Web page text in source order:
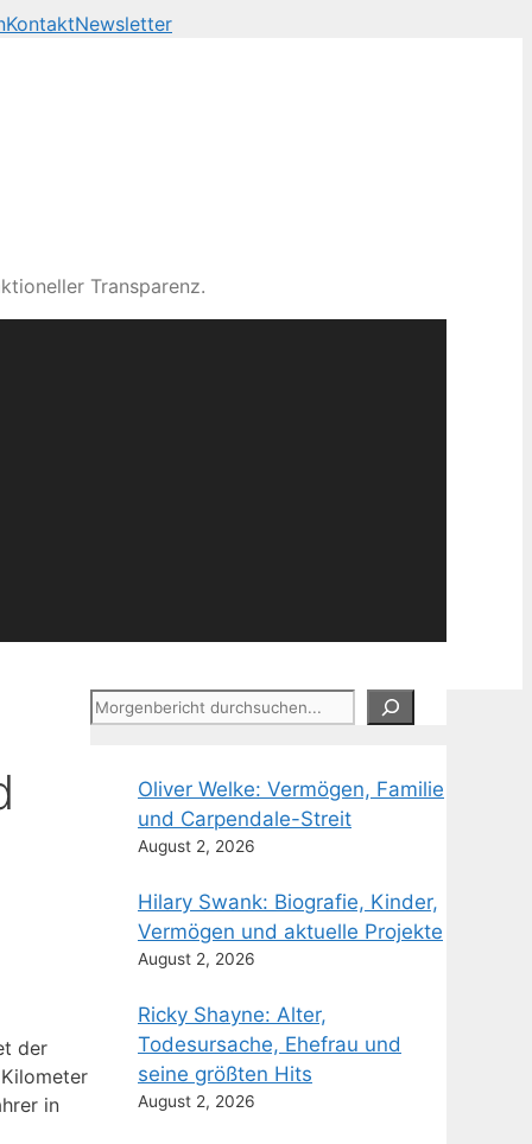
KontaktNewsletter
Transparenz.
der
in
Suchen
Oliver Welke: Vermögen, Familie
und Carpendale-Streit
August 2, 2026
Hilary Swank: Biografie, Kinder,
Vermögen und aktuelle Projekte
August 2, 2026
Ricky Shayne: Alter,
Todesursache, Ehefrau und
seine größten Hits
August 2, 2026